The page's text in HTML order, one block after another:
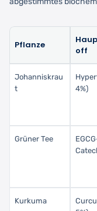
Pflanze
off
Johanniskrau
t
4%)
Grüner Tee
Kurkuma